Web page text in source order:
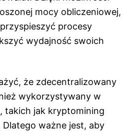
mocy obliczeniowej,
procesy
wydajność swoich
że zdecentralizowany
wykorzystywany w
takich jak kryptomining
ważne jest, aby